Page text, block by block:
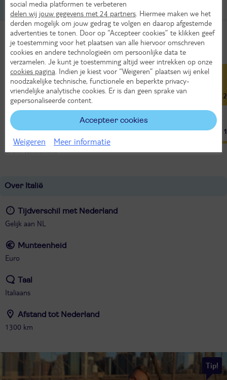
Alle accommodaties met extra korting.
Het weer in Venetië
Jan
8°
4°
5
Feb
10°
5°
5
Mrt
12°
7°
8
Apr
16°
12°
9
Mei
20°
16°
9
26°
10
Bron: Weeronline
Over Italië
Tijdverschil met Nederland
Gelijk aan NL
Munteenheid
Euro
Taal
Italiaans
Afstand tot Nederland
1300 km
Tip!
social media platformen te verbeteren
delen wij jouw gegevens met 24 partners . Hiermee maken we het
derden mogelijk om jouw gedrag te volgen en daarop afgestemde
advertenties te tonen. Door op “Accepteer cookies” te klikken geef
je toestemming voor het plaatsen van alle hiervoor omschreven
cookies en andere technologieën om persoonlijke data te
verzamelen. Je kunt je toestemming altijd weer intrekken op onze
cookies pagina . Indien je kiest voor “Weigeren” plaatsen wij enkel
noodzakelijke technische, functionele en beperkte privacy-
vriendelijke analytische cookies. Er is dan geen sprake van
gepersonaliseerde content.
Accepteer cookies
Weigeren Meer informatie